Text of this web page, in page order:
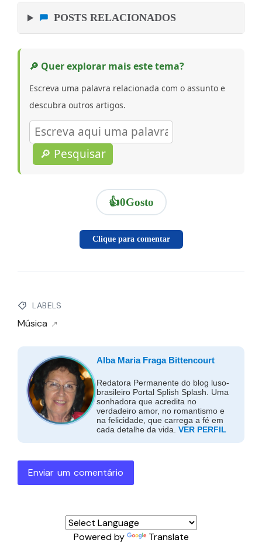
POSTS RELACIONADOS
🔎 Quer explorar mais este tema?
Escreva uma palavra relacionada com o assunto e
descubra outros artigos.
🔎 Pesquisar
👍0Gosto
Clique para comentar
LABELS
Música
Alba Maria Fraga Bittencourt
Redatora Permanente do blog luso-
brasileiro Portal Splish Splash. Uma
sonhadora que acredita no
verdadeiro amor, no romantismo e
na felicidade, que carrega a fé em
cada detalhe da vida. VER PERFIL
Enviar um comentário
Powered by Translate